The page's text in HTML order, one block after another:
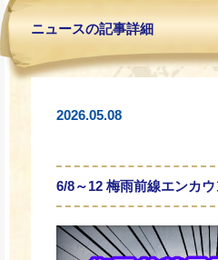
ニュースの記事詳細
2026.05.08
6/8～12 梅雨前線エンカ